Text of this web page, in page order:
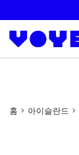
홈 아이슬란드